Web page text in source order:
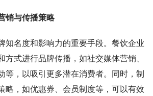
销与传播策略
知名度和影响力的重要手段。餐饮企业
方式进行品牌传播，如社交媒体营销、
等，以吸引更多潜在消费者。同时，制
略，如优惠券、会员制度等，可以有效